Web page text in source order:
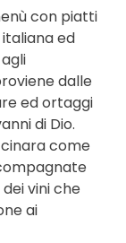
con piatti
ed
dalle
ed ortaggi
di Dio.
come
vini che
ai